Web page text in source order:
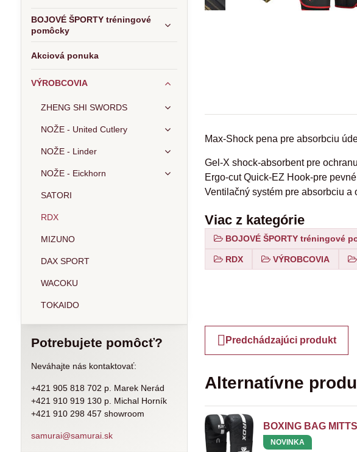
Max-Shock pena pre absorbciu
Gel-X shock-absorbent pre
Ergo-cut Quick-EZ Hook-pre
Ventilačný systém pre absorbciu a
Viac z kategórie
BOJOVÉ ŠPORTY tréningové
RDX VÝROBCOVIA
Predchádzajúci produkt
Alternatívne
BOXING BAG
NOVINKA
BOJOVÉ ŠPORTY tréningové
pomôcky
Akciová ponuka
VÝROBCOVIA
ZHENG SHI SWORDS
NOŽE - United Cutlery
NOŽE - Linder
NOŽE - Eickhorn
SATORI
RDX
MIZUNO
DAX SPORT
WACOKU
TOKAIDO
Potrebujete pomôcť?
Neváhajte nás kontaktovať:
+421 905 818 702 p. Marek Nerád
+421 910 919 130 p. Michal Horník
+421 910 298 457 showroom
samurai@samurai.sk